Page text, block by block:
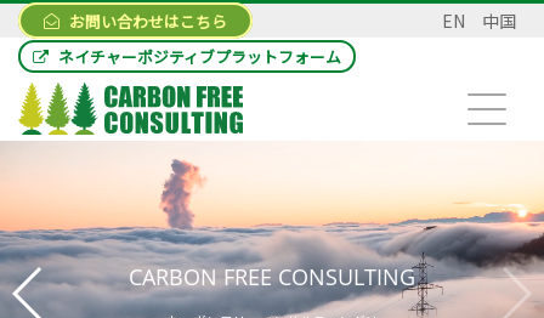
お問い合わせはこちら EN 中国
ネイチャーポジティブプラットフォーム
CARBON FREE CONSULTING